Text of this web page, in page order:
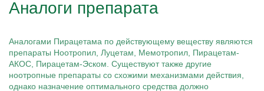
Аналоги препарата
Аналогами Пирацетама по действующему веществу являются
препараты Ноотропил, Луцетам, Мемотропил, Пирацетам-
АКОС, Пирацетам-Эском. Существуют также другие
ноотропные препараты со схожими механизмами действия,
однако назначение оптимального средства должно